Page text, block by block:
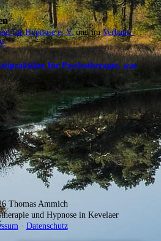
für Hypnose e. V.und imVerband
für Psychotherapie, was
Thomas Ammich
und Hypnose in Kevelaer
· Datenschutz